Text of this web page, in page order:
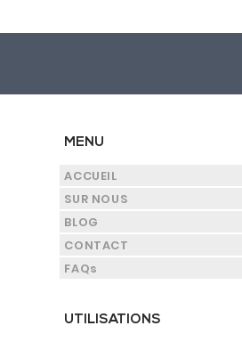
MENU
ACCUEIL
SUR NOUS
BLOG
CONTACT
FAQs
UTILISATIONS